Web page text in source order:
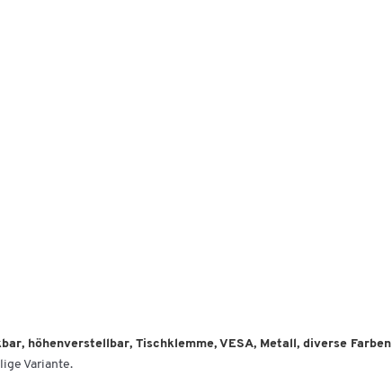
höhenverstellbar, Tischklemme, VESA, Metall, diverse Farben
Variante.